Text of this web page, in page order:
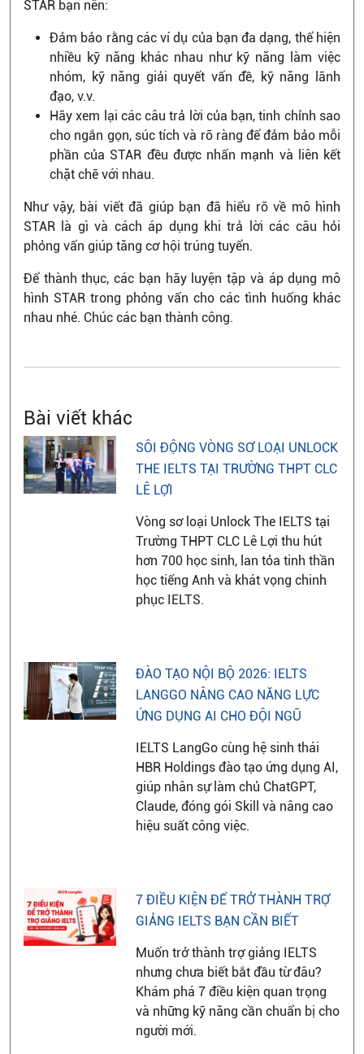
STAR bạn nên:
Đảm bảo rằng các ví dụ của bạn đa dạng, thể hiện
nhiều kỹ năng khác nhau như kỹ năng làm việc
nhóm, kỹ năng giải quyết vấn đề, kỹ năng lãnh
đạo, v.v.
Hãy xem lại các câu trả lời của bạn, tinh chỉnh sao
cho ngắn gọn, súc tích và rõ ràng để đảm bảo mỗi
phần của STAR đều được nhấn mạnh và liên kết
chặt chẽ với nhau.
Như vậy, bài viết đã giúp bạn đã hiểu rõ về mô hình
STAR là gì và cách áp dụng khi trả lời các câu hỏi
phỏng vấn giúp tăng cơ hội trúng tuyển.
Để thành thục, các bạn hãy luyện tập và áp dụng mô
hình STAR trong phỏng vấn cho các tình huống khác
nhau nhé. Chúc các bạn thành công.
Bài viết khác
SÔI ĐỘNG VÒNG SƠ LOẠI UNLOCK
THE IELTS TẠI TRƯỜNG THPT CLC
LÊ LỢI
Vòng sơ loại Unlock The IELTS tại
Trường THPT CLC Lê Lợi thu hút
hơn 700 học sinh, lan tỏa tinh thần
học tiếng Anh và khát vọng chinh
phục IELTS.
ĐÀO TẠO NỘI BỘ 2026: IELTS
LANGGO NÂNG CAO NĂNG LỰC
ỨNG DỤNG AI CHO ĐỘI NGŨ
IELTS LangGo cùng hệ sinh thái
HBR Holdings đào tạo ứng dụng AI,
giúp nhân sự làm chủ ChatGPT,
Claude, đóng gói Skill và nâng cao
hiệu suất công việc.
7 ĐIỀU KIỆN ĐỂ TRỞ THÀNH TRỢ
GIẢNG IELTS BẠN CẦN BIẾT
Muốn trở thành trợ giảng IELTS
nhưng chưa biết bắt đầu từ đâu?
Khám phá 7 điều kiện quan trọng
và những kỹ năng cần chuẩn bị cho
người mới.